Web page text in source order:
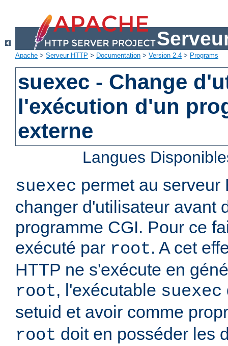
Apache > Serveur HTTP > Documentation > Version 2.4 > Programs
suexec - Change
l'exécution d'un
externe
Langues
suexec permet au serveur
changer d'utilisateur avant
programme CGI. Pour ce
exécuté par root. A cet
HTTP ne s'exécute en
root, l'exécutable suexec
setuid et avoir comme
root doit en posséder les